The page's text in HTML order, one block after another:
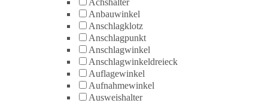
Anbauwinkel
Anschlagklotz
Anschlagpunkt
Anschlagwinkel
Anschlagwinkeldreieck
Auflagewinkel
Aufnahmewinkel
Ausweishalter